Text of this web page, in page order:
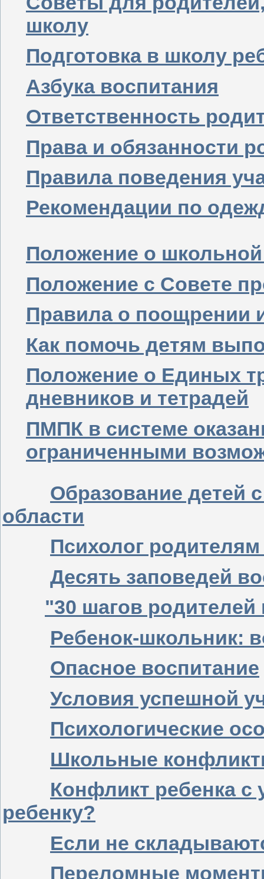
школу
Подготовка в школу
Азбука воспитания
Ответственность
Права и обязанности
Правила поведения
Рекомендации по
Положение о
Положение с Совете
Правила о поощрении
Как помочь детям
Положение о Единых
дневников и тетрадей
ПМПК в системе
ограниченными
Образование детей
области
Психолог
Десять заповедей
"30 шагов родителей
Ребенок-школьник:
Опасное воспитание
Условия успешной
Психологические
Школьные
Конфликт ребенка с
ребенку?
Если не
Переломные